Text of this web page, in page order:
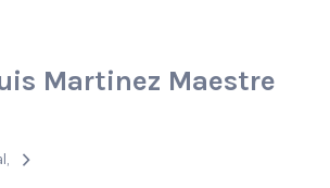
Martinez Maestre